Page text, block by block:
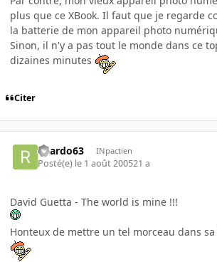
plus que ce XBook. Il faut que je regarde
la batterie de mon appareil photo
Sinon, il n'y a pas tout le monde dans ce
dizaines minutes
Citer
ricardo63 INpactien
Posté(e) le 1 août 200521 a
David Guetta - The world is mine !!!
Honteux de mettre un tel morceau dans